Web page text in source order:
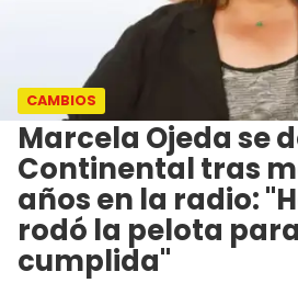
CAMBIOS
Marcela Ojeda se
Continental tras
años en la radio:
rodó la pelota
cumplida"